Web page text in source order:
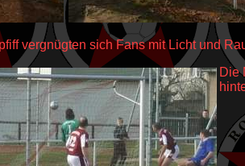
vergnügten sich Fans mit Licht und
Die